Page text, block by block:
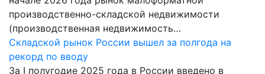
производственно-складской недвижимости
(производственная недвижимость…
Складской рынок России вышел за полгода на
рекорд по вводу
За I полугодие 2025 года в России введено в